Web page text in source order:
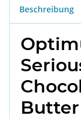
Beschreibung
Butter